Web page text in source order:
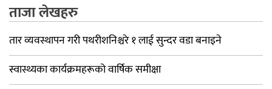
ताजा लेखहरु
तार व्यवस्थापन गरी पथरीशनिश्चरे १ लाई सुन्दर वडा बनाइने
स्वास्थ्यका कार्यक्रमहरूको वार्षिक समीक्षा